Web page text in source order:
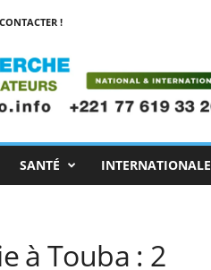
!
SANTÉ INTERNATIONALE
à Touba : 2